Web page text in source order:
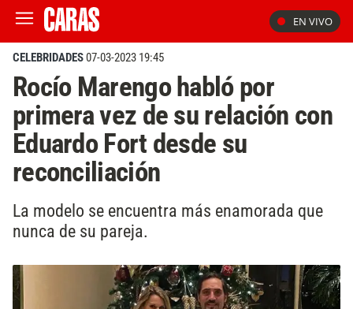
EN VIVO
CELEBRIDADES07-03-2023 19:45
Rocío Marengo habló por
primera vez de su relación con
Eduardo Fort desde su
reconciliación
La modelo se encuentra más enamorada que
nunca de su pareja.